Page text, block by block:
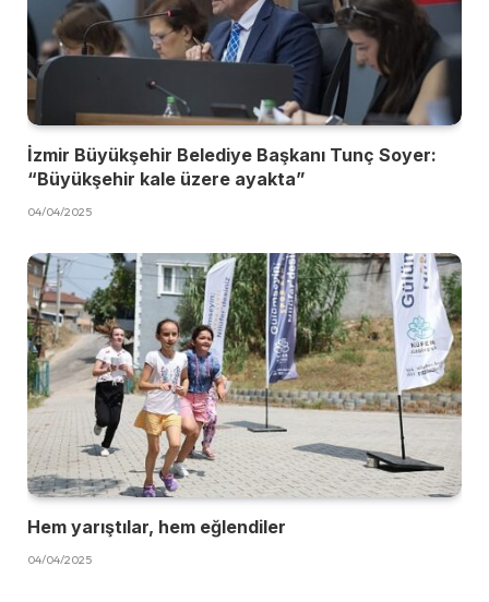
İzmir Büyükşehir Belediye Başkanı Tunç Soyer:
“Büyükşehir kale üzere ayakta”
04/04/2025
Hem yarıştılar, hem eğlendiler
04/04/2025